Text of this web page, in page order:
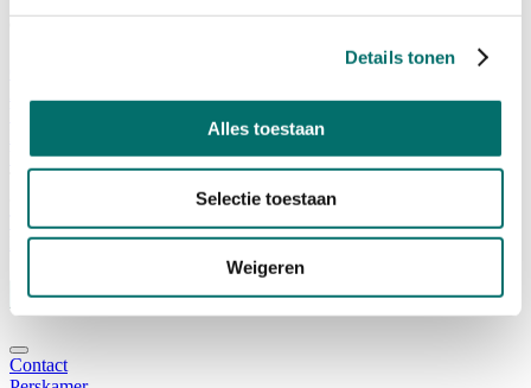
Details tonen
Alles toestaan
Selectie toestaan
Weigeren
Vacatures
Ticket kopen voor Horecava
TICKETS HORECAVA
NIEUWSBRIEF
Contact